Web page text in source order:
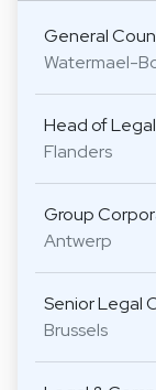
General
Watermael-
Head of
Flanders
Group
Antwerp
Senior Legal
Brussels